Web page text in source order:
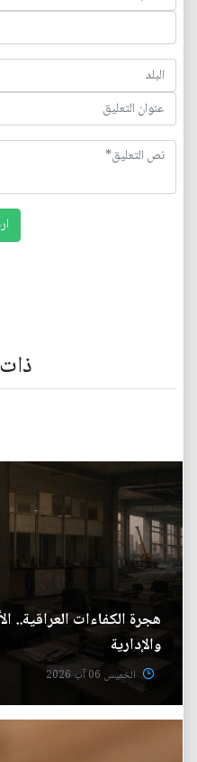
هجرة الكفاءات العراقية..
والإدارية
الخميس 06 آب 2026